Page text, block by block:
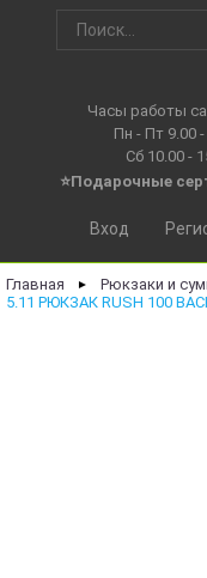
Часы работы
Пн - Пт 9.00 -
Сб 10.00 -
⭐Подарочные
Вход
Главная ► Рюкзаки и
5.11 РЮКЗАК RUSH 100